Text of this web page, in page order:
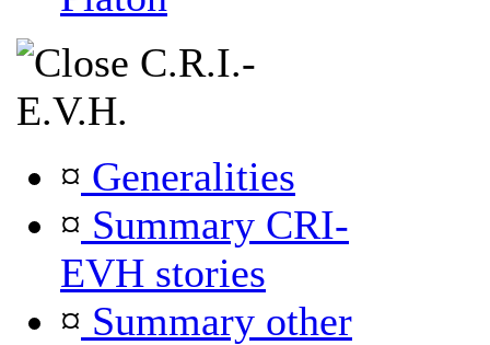
C.R.I.-
E.V.H.
¤ Generalities
¤ Summary CRI-
EVH stories
¤ Summary other